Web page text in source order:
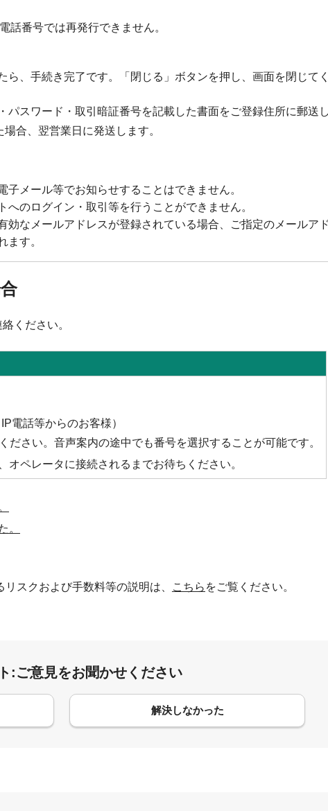
話番号では再発行できません。
ら、手続き完了です。「閉じる」ボタンを押し、画面を閉じて
パスワード・取引暗証番号を記載した書面をご登録住所に郵送
合、翌営業日に発送します。
メール等でお知らせすることはできません。
のログイン・取引等を行うことができません。
効なメールアドレスが登録されている場合、ご指定のメールア
ます。
ください。
電話等からのお客様）
ださい。音声案内の途中でも番号を選択することが可能です。
ペレータに接続されるまでお待ちください。
。
スクおよび手数料等の説明は、 こちら をご覧ください。
:ご意見をお聞かせください
解決しなかった